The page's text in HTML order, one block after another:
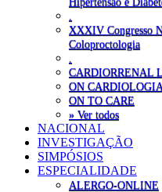
XXXIV Congresso
Coloproctologia
CARDIORRENAL
ON CARDIOLOGIA
ON TO CARE
» Ver todos
NACIONAL
INVESTIGAÇÃO
SIMPÓSIOS
ESPECIALIDADE
ALERGO-ONLINE